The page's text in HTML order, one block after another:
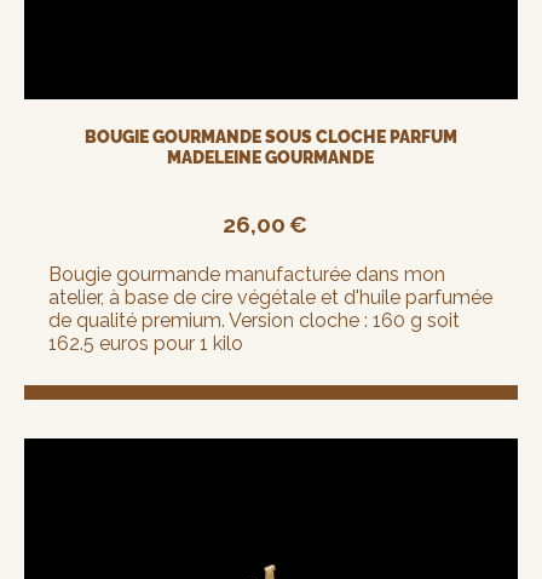
BOUGIE GOURMANDE SOUS CLOCHE PARFUM
MADELEINE GOURMANDE
26,00€
Bougie gourmande manufacturée dans mon
atelier, à base de cire végétale et d'huile parfumée
de qualité premium. Version cloche : 160 g soit
162.5 euros pour 1 kilo